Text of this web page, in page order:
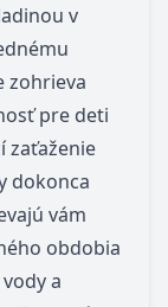
v
zohrieva
pre deti
zaťaženie
dokonca
vám
obdobia
a